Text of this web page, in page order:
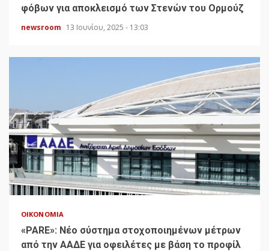
φόβων για αποκλεισμό των Στενών του Ορμούζ
newsroom 13 Ιουνίου, 2025 - 13:03
ΟΙΚΟΝΟΜΊΑ
«PARE»: Νέο σύστημα στοχοποιημένων μέτρων
από την ΑΑΔΕ για οφειλέτες με βάση το προφίλ